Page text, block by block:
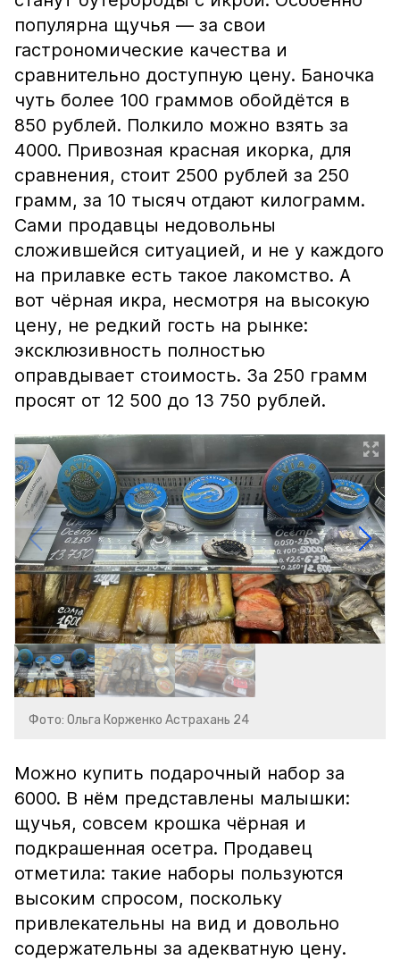
популярна щучья — за свои
гастрономические качества и
сравнительно доступную цену. Баночка
чуть более 100 граммов обойдётся в
850 рублей. Полкило можно взять за
4000. Привозная красная икорка, для
сравнения, стоит 2500 рублей за 250
грамм, за 10 тысяч отдают килограмм.
Сами продавцы недовольны
сложившейся ситуацией, и не у каждого
на прилавке есть такое лакомство. А
вот чёрная икра, несмотря на высокую
цену, не редкий гость на рынке:
эксклюзивность полностью
оправдывает стоимость. За 250 грамм
просят от 12 500 до 13 750 рублей.
Фото: Ольга Корженко Астрахань 24
Можно купить подарочный набор за
6000. В нём представлены малышки:
щучья, совсем крошка чёрная и
подкрашенная осетра. Продавец
отметила: такие наборы пользуются
высоким спросом, поскольку
привлекательны на вид и довольно
содержательны за адекватную цену.